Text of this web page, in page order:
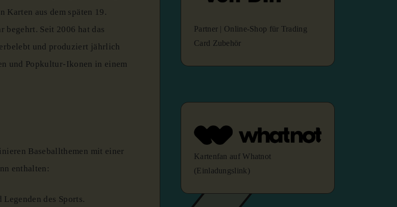
Karten aus dem späten 19.
begehrt. Seit 2006 hat das
und produziert jährlich
und Popkultur-Ikonen in einem
Baseballthemen mit einer
enthalten:
des Sports.
Partner | Online-Shop für Trading
Card Zubehör
Kartenfan auf Whatnot
(Einladungslink)